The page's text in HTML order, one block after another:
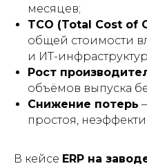
месяцев;
TCO (Total Cost of
общей стоимости
и ИТ-
Рост
объёмов выпуска
Снижение потерь
простоя,
В кейсе ERP на